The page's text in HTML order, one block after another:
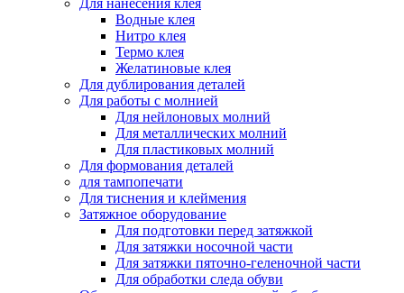
Водные клея
Нитро клея
Термо клея
Желатиновые клея
Для дублирования деталей
Для работы с молнией
Для нейлоновых молний
Для металлических молний
Для пластиковых молний
Для формования деталей
для тампопечати
Для тиснения и клеймения
Затяжное оборудование
Для подготовки перед затяжкой
Для затяжки носочной части
Для затяжки пяточно-геленочной части
Для обработки следа обуви